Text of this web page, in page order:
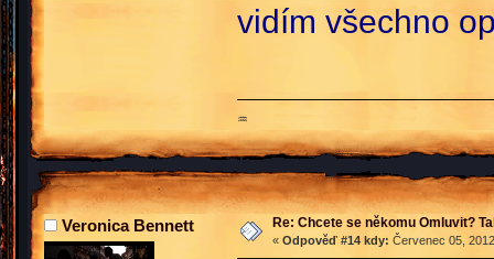
vidím všechno
♒
Veronica Bennett Re: Chcete se někomu Omluvit?
« Odpověď #14 kdy: Červenec 05,